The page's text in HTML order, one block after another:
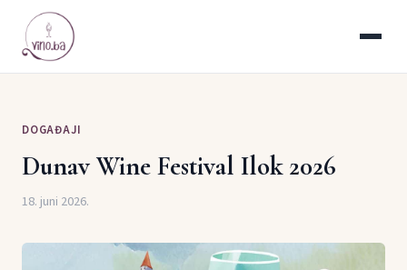
DOGAĐAJI
Dunav Wine Festival Ilok 2026
18. juni 2026.